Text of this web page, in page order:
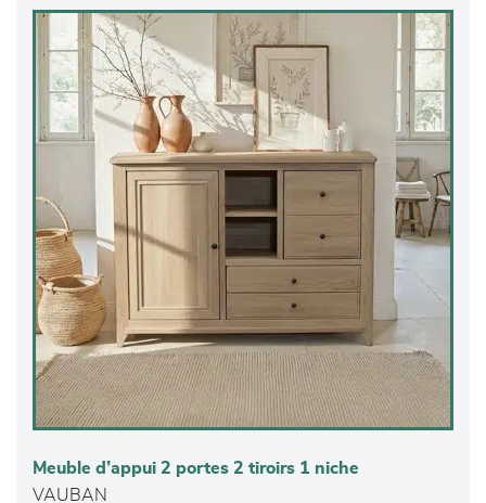
Meuble d’appui 2 portes 2 tiroirs 1 niche
VAUBAN